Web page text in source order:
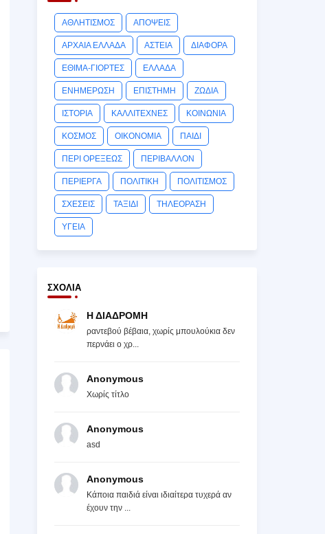
ΑΘΛΗΤΙΣΜΟΣ ΑΠΟΨΕΙΣ
ΑΡΧΑΙΑ ΕΛΛΑΔΑ ΑΣΤΕΙΑ ΔΙΑΦΟΡΑ
ΕΘΙΜΑ-ΓΙΟΡΤΕΣ ΕΛΛΑΔΑ
ΕΝΗΜΕΡΩΣΗ ΕΠΙΣΤΗΜΗ ΖΩΔΙΑ
ΙΣΤΟΡΙΑ ΚΑΛΛΙΤΕΧΝΕΣ ΚΟΙΝΩΝΙΑ
ΚΟΣΜΟΣ ΟΙΚΟΝΟΜΙΑ ΠΑΙΔΙ
ΠΕΡΙ ΟΡΕΞΕΩΣ ΠΕΡΙΒΑΛΛΟΝ
ΠΕΡΙΕΡΓΑ ΠΟΛΙΤΙΚΗ ΠΟΛΙΤΙΣΜΟΣ
ΣΧΕΣΕΙΣ ΤΑΞΙΔΙ ΤΗΛΕΟΡΑΣΗ
ΥΓΕΙΑ
ΣΧΌΛΙΑ
Η ΔΙΑΔΡΟΜΗ
ραντεβού βέβαια, χωρίς μπουλούκια δεν
περνάει ο χρ...
Anonymous
Χωρίς τίτλο
Anonymous
asd
Anonymous
Κάποια παιδιά είναι ιδιαίτερα τυχερά αν
έχουν την ...